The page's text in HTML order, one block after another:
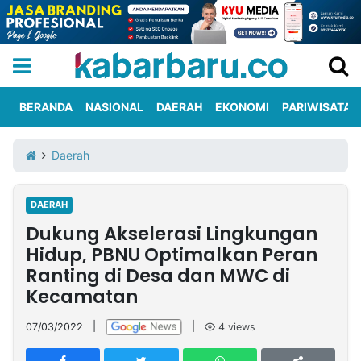
Iklan
Berita
Kami
Nasional
International
Olahraga
Entertainment
Daerah
Pariwisata
Kuliner
Kolom
Network
PT
TREETAN
BERANDA NASIONAL DAERAH EKONOMI PARIWISATA
Daerah
DAERAH
Dukung Akselerasi Lingkungan
Hidup, PBNU Optimalkan Peran
Ranting di Desa dan MWC di
Kecamatan
07/03/2022 4 views